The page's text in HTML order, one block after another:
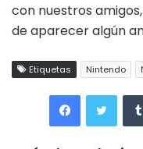
con nuestros
de aparecer algún
Etiquetas Nintendo